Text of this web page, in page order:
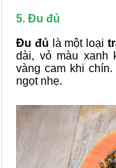
5. Đu đủ
Đu đủ là một loại
dài, vỏ màu xanh
vàng cam khi
ngọt nhẹ.